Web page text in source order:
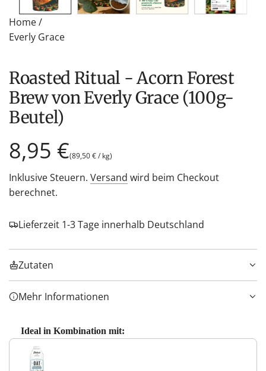
Home/
Everly Grace
Roasted Ritual - Acorn Forest
Brew von Everly Grace (100g-
Beutel)
Regulärer
Preis
8,95 €(89,50 €/ kg)
Inklusive Steuern. Versand wird beim Checkout
berechnet.
Lieferzeit 1-3 Tage innerhalb Deutschland
Zutaten
Mehr Informationen
Ideal in Kombination mit:
Use the Previous and Next buttons to navigate through product